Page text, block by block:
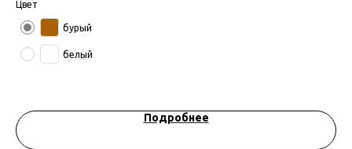
Цвет
бурый
белый
Подробнее